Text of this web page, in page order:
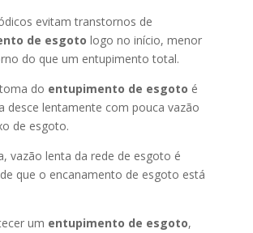
evitam transtornos de
de esgoto logo no início, menor
do que um entupimento total.
do entupimento de esgoto é
desce lentamente com pouca vazão
de esgoto.
vazão lenta da rede de esgoto é
que o encanamento de esgoto está
um entupimento de esgoto,